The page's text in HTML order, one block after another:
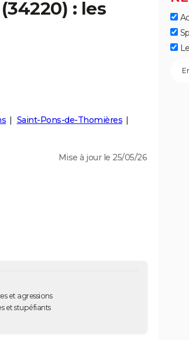
(34220) : les
Saint-Pons-de-Thomières
Mise à jour le 25/05/26
et agressions
et stupéfiants